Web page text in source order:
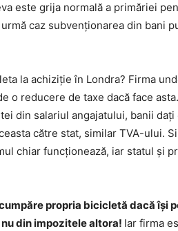
este grija normală a primăriei
caz subvenționarea din bani
la achiziție în Londra? Firma
o reducere de taxe dacă face
din salariul angajatului, banii
către stat, similar TVA-ului.
chiar funcționează, iar statul și
propria bicicletă dacă își
din impozitele altora! Iar firma